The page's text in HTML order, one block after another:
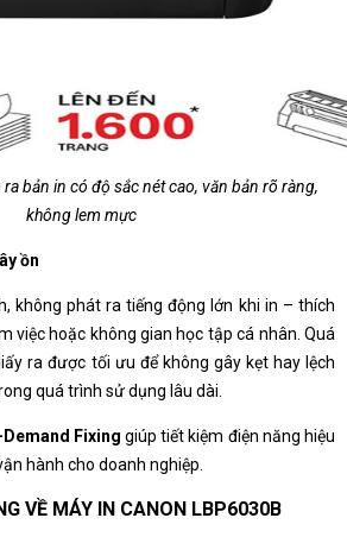
bản in có độ sắc nét cao, văn bản rõ ràng,
không lem mực
ồn
không phát ra tiếng động lớn khi in – thích
việc hoặc không gian học tập cá nhân. Quá
ra được tối ưu để không gây kẹt hay lệch
quá trình sử dụng lâu dài.
Demand Fixing giúp tiết kiệm điện năng hiệu
hành cho doanh nghiệp.
VỀ MÁY IN CANON LBP6030B